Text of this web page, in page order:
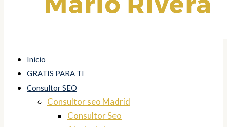
Inicio
GRATIS PARA TI
Consultor SEO
Consultor seo Madrid
Consultor Seo